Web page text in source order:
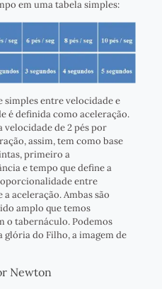
em uma tabela simples:
entre velocidade e
é definida como aceleração.
velocidade de 2 pés por
assim, tem como base
primeiro a
e tempo que define a
entre
aceleração. Ambas são
amplo que temos
o tabernáculo. Podemos
do Filho, a imagem de
Newton